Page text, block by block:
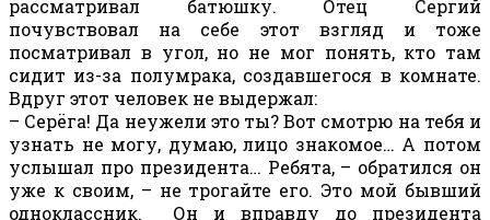
рассматривал батюшку. Отец Сергий
почувствовал на себе этот взгляд и тоже
посматривал в угол, но не мог понять, кто там
сидит из-за полумрака, создавшегося в комнате.
Вдруг этот человек не выдержал:
– Серёга! Да неужели это ты? Вот смотрю на тебя и
узнать не могу, думаю, лицо знакомое… А потом
услышал про президента… Ребята, – обратился он
уже к своим, – не трогайте его. Это мой бывший
одноклассник. Он и вправду до президента